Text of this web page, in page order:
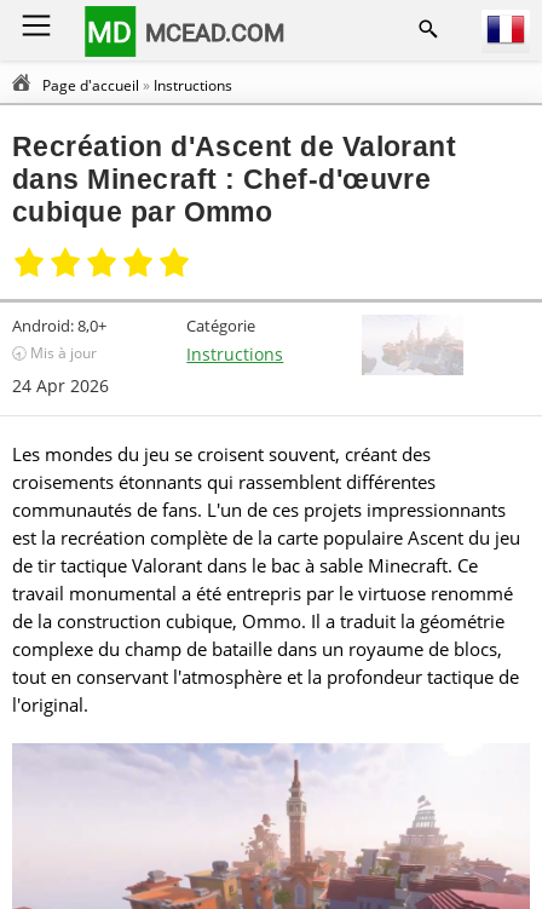
MD MCEAD.COM
Page d'accueil » Instructions
Recréation d'Ascent de Valorant
dans Minecraft : Chef-d'œuvre
cubique par Ommo
Android:8,0+
🕣 Mis à jour
24 Apr 2026
Catégorie
Instructions
Les mondes du jeu se croisent souvent, créant des
croisements étonnants qui rassemblent différentes
communautés de fans. L'un de ces projets impressionnants
est la recréation complète de la carte populaire Ascent du jeu
de tir tactique Valorant dans le bac à sable Minecraft. Ce
travail monumental a été entrepris par le virtuose renommé
de la construction cubique, Ommo. Il a traduit la géométrie
complexe du champ de bataille dans un royaume de blocs,
tout en conservant l'atmosphère et la profondeur tactique de
l'original.